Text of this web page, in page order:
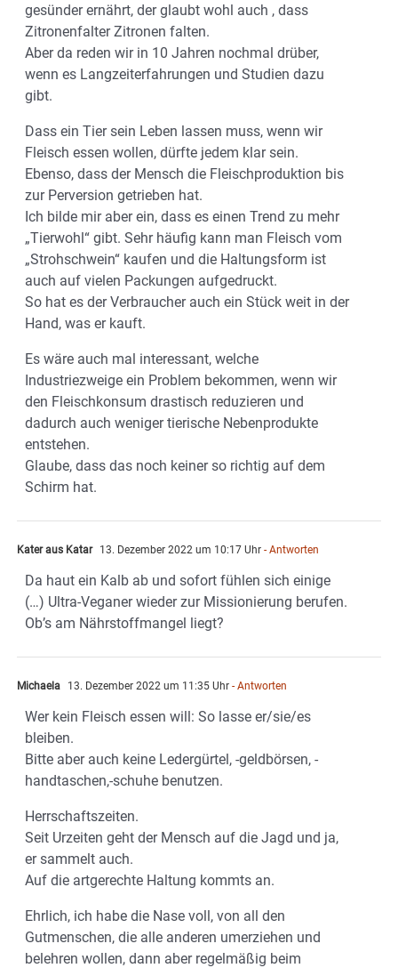
gesünder ernährt, der glaubt wohl auch , dass
Zitronenfalter Zitronen falten.
Aber da reden wir in 10 Jahren nochmal drüber,
wenn es Langzeiterfahrungen und Studien dazu
gibt.
Dass ein Tier sein Leben lassen muss, wenn wir
Fleisch essen wollen, dürfte jedem klar sein.
Ebenso, dass der Mensch die Fleischproduktion bis
zur Perversion getrieben hat.
Ich bilde mir aber ein, dass es einen Trend zu mehr
„Tierwohl“ gibt. Sehr häufig kann man Fleisch vom
„Strohschwein“ kaufen und die Haltungsform ist
auch auf vielen Packungen aufgedruckt.
So hat es der Verbraucher auch ein Stück weit in der
Hand, was er kauft.
Es wäre auch mal interessant, welche
Industriezweige ein Problem bekommen, wenn wir
den Fleischkonsum drastisch reduzieren und
dadurch auch weniger tierische Nebenprodukte
entstehen.
Glaube, dass das noch keiner so richtig auf dem
Schirm hat.
Kater aus Katar 13. Dezember 2022 um 10:17 Uhr - Antworten
Da haut ein Kalb ab und sofort fühlen sich einige
(…) Ultra-Veganer wieder zur Missionierung berufen.
Ob’s am Nährstoffmangel liegt?
Michaela 13. Dezember 2022 um 11:35 Uhr - Antworten
Wer kein Fleisch essen will: So lasse er/sie/es
bleiben.
Bitte aber auch keine Ledergürtel, -geldbörsen, -
handtaschen,-schuhe benutzen.
Herrschaftszeiten.
Seit Urzeiten geht der Mensch auf die Jagd und ja,
er sammelt auch.
Auf die artgerechte Haltung kommts an.
Ehrlich, ich habe die Nase voll, von all den
Gutmenschen, die alle anderen umerziehen und
belehren wollen, dann aber regelmäßig beim